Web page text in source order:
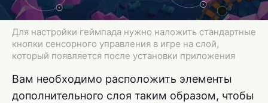
Для настройки геймпада нужно наложить стандартные
кнопки сенсорного управления в игре на слой,
который появляется после установки приложения
Вам необходимо расположить элементы
дополнительного слоя таким образом, чтобы